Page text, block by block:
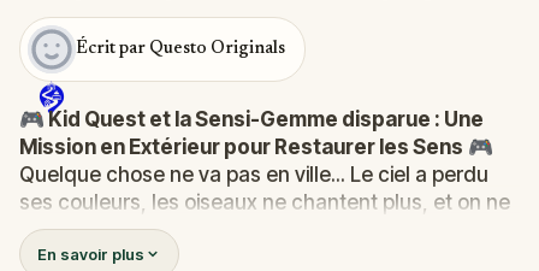
Écrit par Questo Originals
🎮 Kid Quest et la Sensi-Gemme disparue : Une
Mission en Extérieur pour Restaurer les Sens 🎮
Quelque chose ne va pas en ville... Le ciel a perdu
ses couleurs, les oiseaux ne chantent plus, et on ne
sent plus les gâteaux de la pâtisserie. La Sensi-
Gemme, la source de la vue, de l'ouïe, du goût et du
En savoir plus